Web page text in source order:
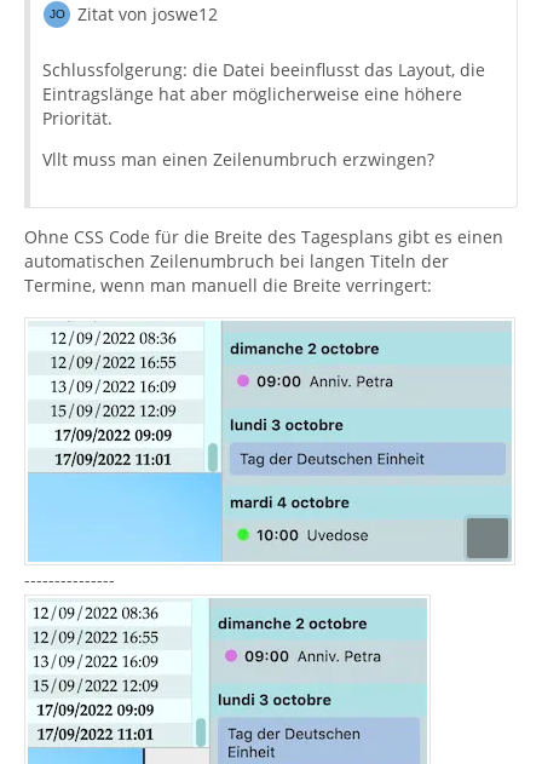
Zitat von joswe12
Schlussfolgerung: die Datei beeinflusst das Layout, die
Eintragslänge hat aber möglicherweise eine höhere
Priorität.
Vllt muss man einen Zeilenumbruch erzwingen?
Ohne CSS Code für die Breite des Tagesplans gibt es einen
automatischen Zeilenumbruch bei langen Titeln der
Termine, wenn man manuell die Breite verringert:
---------------